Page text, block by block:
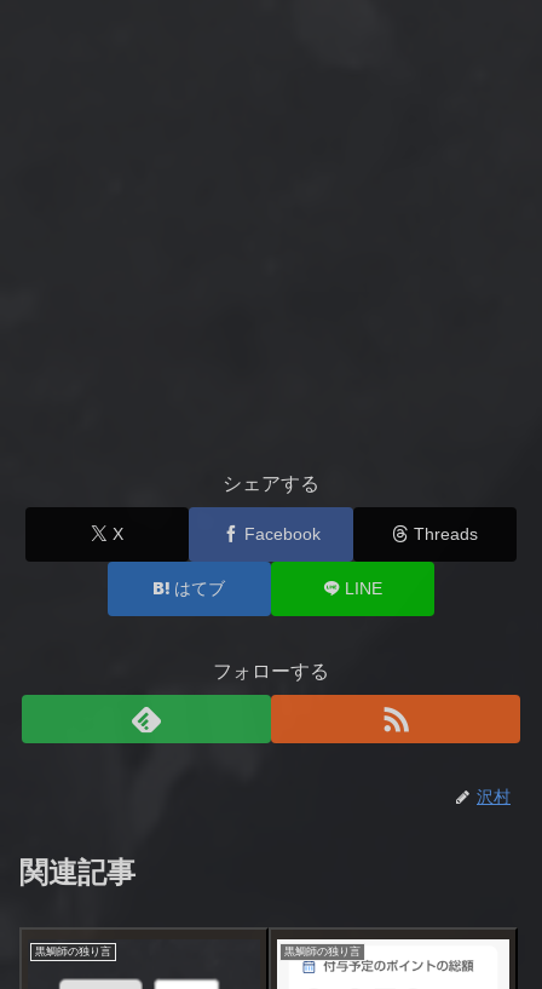
シェアする
X Facebook Threads
はてブ LINE
フォローする
沢村
関連記事
黒鯛師の独り言 黒鯛師の独り言